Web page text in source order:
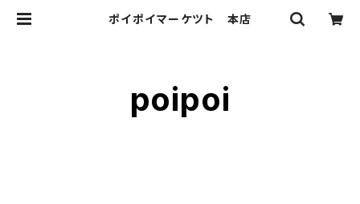
ポイポイマーケツト 本店
poipoi